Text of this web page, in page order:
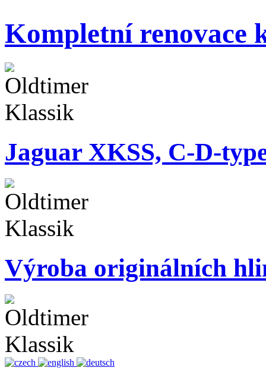
Kompletní renovace
Jaguar XKSS, C-D-
Výroba originálních